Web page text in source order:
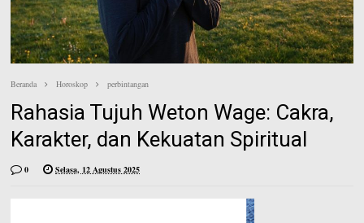
Beranda Horoskop perbintangan
Rahasia Tujuh Weton Wage: Cakra,
Karakter, dan Kekuatan Spiritual
0 Selasa, 12 Agustus 2025
n
e
s
e